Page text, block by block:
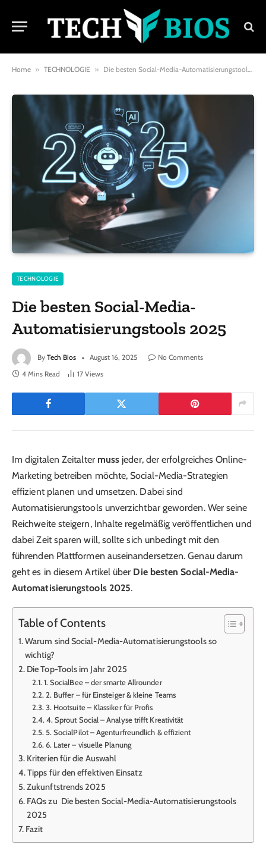
Home » TECHNOLOGIE » Die besten Social-Media-Automatisierungstools 2025
TECHNOLOGIE
Die besten Social-Media-
Automatisierungstools 2025
By Tech Bios August 16, 2025
No Comments
4 Mins Read
17 Views
Im digitalen Zeitalter muss jeder, der erfolgreiches Online-
Marketing betreiben möchte, Social-Media-Strategien
effizient planen und umsetzen. Dabei sind
Automatisierungstools unverzichtbar geworden. Wer seine
Reichweite steigern, Inhalte regelmäßig veröffentlichen und
dabei Zeit sparen will, sollte sich unbedingt mit den
führenden Plattformen auseinandersetzen. Genau darum
geht es in diesem Artikel über Die besten Social-Media-
Automatisierungstools 2025.
Table of Contents
Warum sind Social-Media-Automatisierungstools so
wichtig?
Die Top-Tools im Jahr 2025
1. SocialBee – der smarte Allrounder
2. Buffer – für Einsteiger & kleine Teams
3. Hootsuite – Klassiker für Profis
4. Sprout Social – Analyse trifft Kreativität
5. SocialPilot – Agenturfreundlich & effizient
6. Later – visuelle Planung
Kriterien für die Auswahl
Tipps für den effektiven Einsatz
Zukunftstrends 2025
FAQs zu Die besten Social-Media-Automatisierungstools
2025
Fazit